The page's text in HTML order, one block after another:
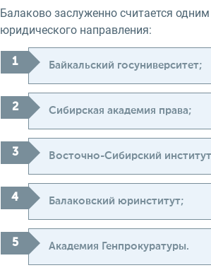
Балаково заслуженно считается
юридического направления:
Байкальский госуниверситет;
Сибирская академия права;
Восточно-Сибирский
Балаковский юринститут;
Академия Генпрокуратуры.